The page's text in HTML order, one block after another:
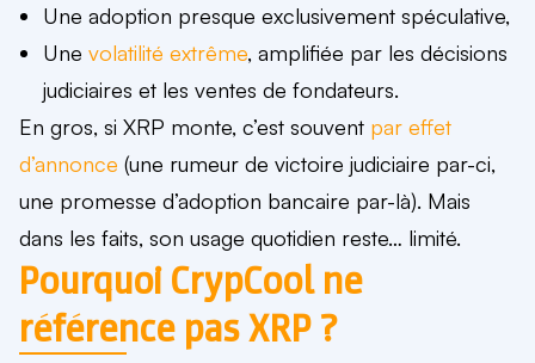
Une adoption presque exclusivement spéculative,
Une volatilité extrême, amplifiée par les décisions
judiciaires et les ventes de fondateurs.
En gros, si XRP monte, c’est souvent par effet
d’annonce (une rumeur de victoire judiciaire par-ci,
une promesse d’adoption bancaire par-là). Mais
dans les faits, son usage quotidien reste… limité.
Pourquoi CrypCool ne
référence pas XRP ?